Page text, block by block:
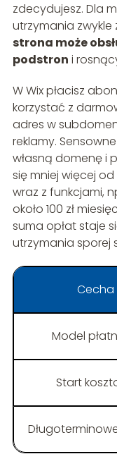
zdecydujesz. Dla
utrzymania zwykle
strona może
podstron i
W Wix płacisz
korzystać z
adres w
reklamy.
własną domenę i
się mniej więcej od
wraz z funkcjami,
około 100 zł
suma opłat staje
utrzymania sporej
Cecha
Model
Start